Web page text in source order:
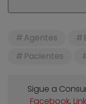
Agentes
Pacientes
Sigue a
Facebook,